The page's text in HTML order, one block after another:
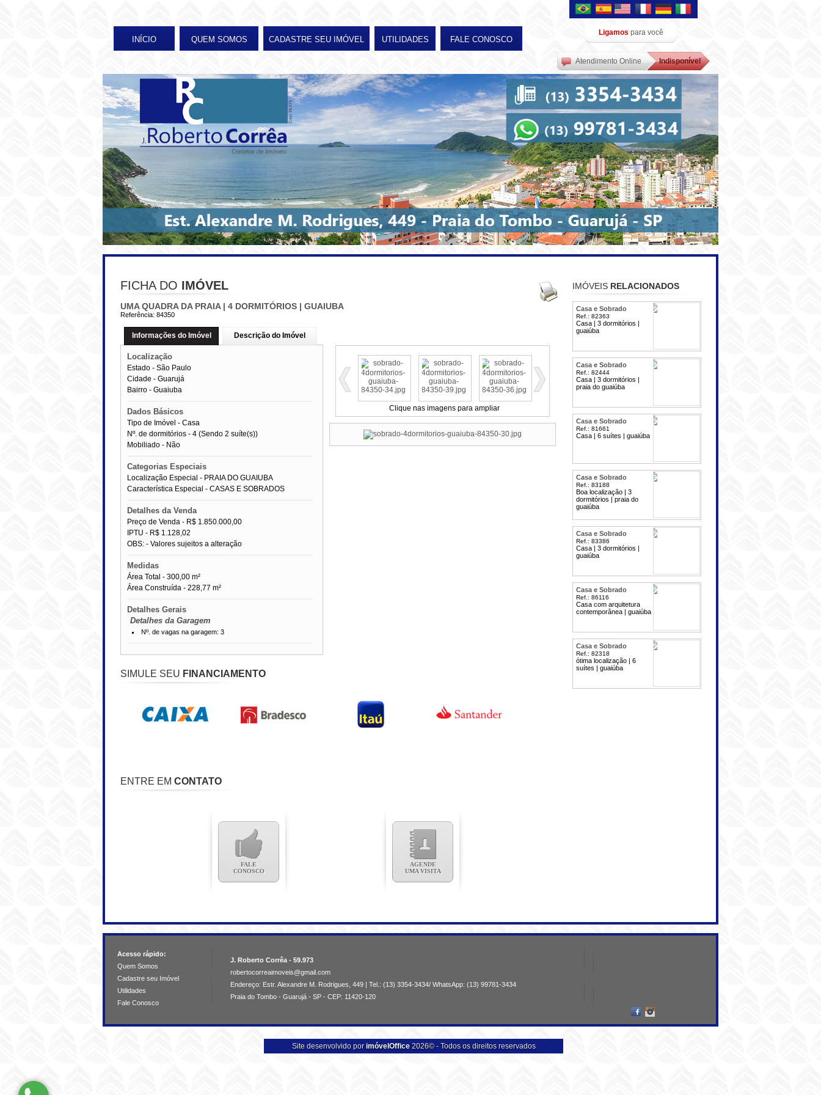
INÍCIO QUEM SOMOS CADASTRE SEU IMÓVEL UTILIDADES FALE CONOSCO
Ligamos para você
Atendimento Online Indisponível
FICHA DO IMÓVEL
UMA QUADRA DA PRAIA | 4 DORMITÓRIOS | GUAIUBA
Referência: 84350
Informações do Imóvel Descrição do Imóvel
Localização
Estado - São Paulo
Cidade - Guarujá
Bairro - Guaiuba
----------------------------------------------------------------------------
Dados Básicos
Tipo de Imóvel - Casa
Nº. de dormitórios - 4 (Sendo 2 suíte(s))
Mobiliado - Não
----------------------------------------------------------------------------
Categorias Especiais
Localização Especial - PRAIA DO GUAIUBA
Característica Especial - CASAS E SOBRADOS
----------------------------------------------------------------------------
Detalhes da Venda
Preço de Venda - R$ 1.850.000,00
IPTU - R$ 1.128,02
OBS: - Valores sujeitos a alteração
----------------------------------------------------------------------------
Medidas
Área Total - 300,00 m²
Área Construída - 228,77 m²
----------------------------------------------------------------------------
Detalhes Gerais
Detalhes da Garagem
Nº. de vagas na garagem: 3
----------------------------------------------------------------------------
Clique nas imagens para ampliar
SIMULE SEU FINANCIAMENTO
ENTRE EM CONTATO
FALE
CONOSCO
AGENDE
UMA VISITA
IMÓVEIS RELACIONADOS
Casa e Sobrado
Ref.: 82363
Casa | 3 dormitórios |
guaiúba
Casa e Sobrado
Ref.: 82444
Casa | 3 dormitórios |
praia do guaiúba
Casa e Sobrado
Ref.: 81661
Casa | 6 suítes | guaiúba
Casa e Sobrado
Ref.: 83188
Boa localização | 3
dormitórios | praia do
guaiúba
Casa e Sobrado
Ref.: 83386
Casa | 3 dormitórios |
guaiúba
Casa e Sobrado
Ref.: 86116
Casa com arquitetura
contemporânea | guaiúba
Casa e Sobrado
Ref.: 82318
ótima localização | 6
suítes | guaiúba
Acesso rápido:
Quem Somos
Cadastre seu Imóvel
Utilidades
Fale Conosco
J. Roberto Corrêa - 59.973
robertocorreaimoveis@gmail.com
Endereço: Estr. Alexandre M. Rodrigues, 449 | Tel.: (13) 3354-3434/ WhatsApp: (13) 99781-3434
Praia do Tombo - Guarujá - SP - CEP: 11420-120
Site desenvolvido por imóvelOffice2026© - Todos os direitos reservados